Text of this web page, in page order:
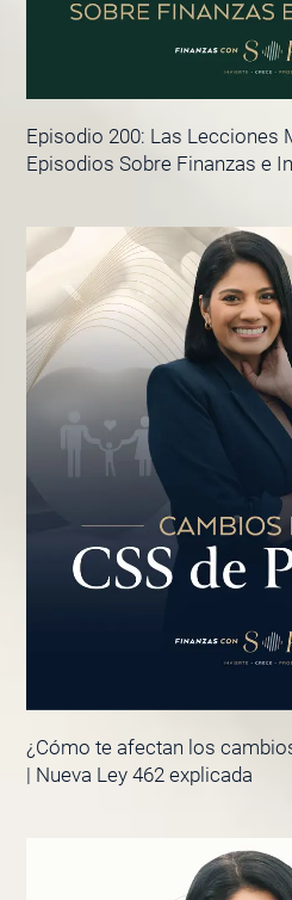
Episodio 200: Las Lecciones
Episodios Sobre Finanzas e
¿Cómo te afectan los
| Nueva Ley 462 explicada